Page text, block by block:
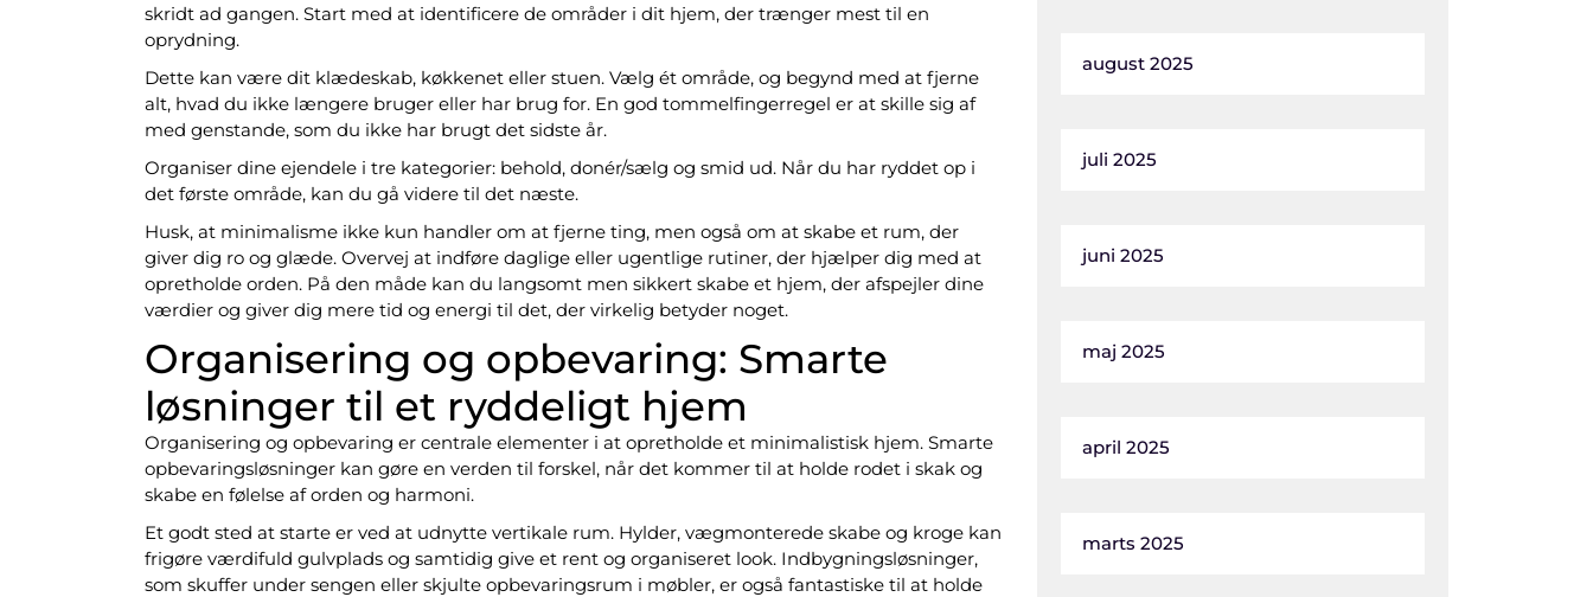
skridt ad gangen. Start med at identificere de områder i dit hjem, der trænger mest til en
oprydning.
Dette kan være dit klædeskab, køkkenet eller stuen. Vælg ét område, og begynd med at fjerne
alt, hvad du ikke længere bruger eller har brug for. En god tommelfingerregel er at skille sig af
med genstande, som du ikke har brugt det sidste år.
Organiser dine ejendele i tre kategorier: behold, donér/sælg og smid ud. Når du har ryddet op i
det første område, kan du gå videre til det næste.
Husk, at minimalisme ikke kun handler om at fjerne ting, men også om at skabe et rum, der
giver dig ro og glæde. Overvej at indføre daglige eller ugentlige rutiner, der hjælper dig med at
opretholde orden. På den måde kan du langsomt men sikkert skabe et hjem, der afspejler dine
værdier og giver dig mere tid og energi til det, der virkelig betyder noget.
Organisering og opbevaring: Smarte
løsninger til et ryddeligt hjem
Organisering og opbevaring er centrale elementer i at opretholde et minimalistisk hjem. Smarte
opbevaringsløsninger kan gøre en verden til forskel, når det kommer til at holde rodet i skak og
skabe en følelse af orden og harmoni.
Et godt sted at starte er ved at udnytte vertikale rum. Hylder, vægmonterede skabe og kroge kan
frigøre værdifuld gulvplads og samtidig give et rent og organiseret look. Indbygningsløsninger,
som skuffer under sengen eller skjulte opbevaringsrum i møbler, er også fantastiske til at holde
august 2025
juli 2025
juni 2025
maj 2025
april 2025
marts 2025